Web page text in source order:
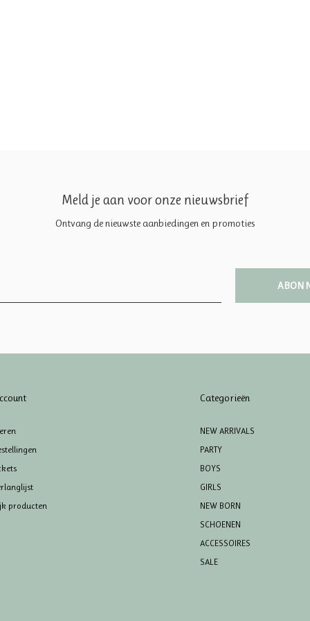
Meld je aan voor onze nieuwsbrief
Ontvang de nieuwste aanbiedingen en promoties
producten
Categorieën
NEW ARRIVALS
PARTY
BOYS
GIRLS
NEW BORN
SCHOENEN
ACCESSOIRES
SALE